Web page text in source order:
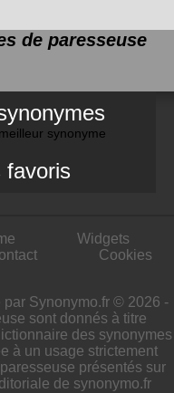
de paresseuse
synonyme
favoris
Widgets
Cookies
Synonymo.fr © 2026 -
sont donnés à titre
des synonymes
à un usage strictement
présentés sur
de synonymo.fr